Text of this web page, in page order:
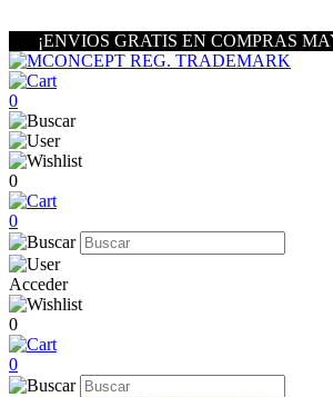
¡ENVIOS GRATIS EN COMPRAS
0
0
0
Acceder
0
0